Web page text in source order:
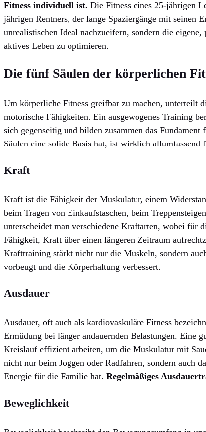
Fitness individuell ist. Die Fitness eines 25-jährigen
jährigen Rentners, der lange Spaziergänge mit seinen
unrealistischen Ideal nachzueifern, sondern die
aktives Leben zu optimieren.
Die fünf Säulen der körperlichen
Um körperliche Fitness greifbar zu machen, unterteilt
motorische Fähigkeiten. Ein ausgewogenes Training
sich gegenseitig und bilden zusammen das
Säulen eine solide Basis hat, ist wirklich allumfassend
Kraft
Kraft ist die Fähigkeit der Muskulatur, einem
beim Tragen von Einkaufstaschen, beim
unterscheidet man verschiedene Kraftarten, wobei für
Fähigkeit, Kraft über einen längeren Zeitraum
Krafttraining stärkt nicht nur die Muskeln, sondern
vorbeugt und die Körperhaltung verbessert.
Ausdauer
Ausdauer, oft auch als kardiovaskuläre Fitness
Ermüdung bei länger andauernden Belastungen. Eine
Kreislauf effizient arbeiten, um die Muskulatur mit
nicht nur beim Joggen oder Radfahren, sondern auch
Energie für die Familie hat. Regelmäßiges
Beweglichkeit